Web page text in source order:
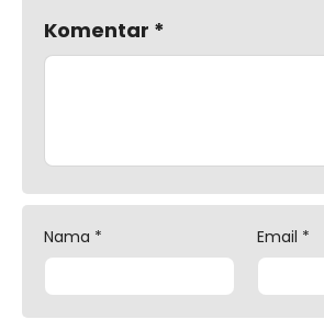
Komentar *
Nama * Email *